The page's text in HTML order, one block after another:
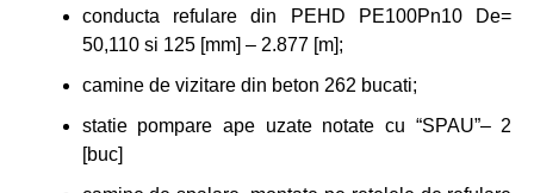
conducta refulare din PEHD PE100Pn10 De=
50,110 si 125 [mm] – 2.877 [m];
camine de vizitare din beton 262 bucati;
statie pompare ape uzate notate cu “SPAU”– 2
[buc]